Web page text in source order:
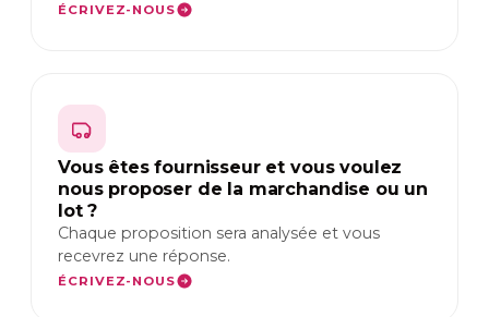
ÉCRIVEZ-NOUS
Vous êtes fournisseur et vous voulez
nous proposer de la marchandise ou un
lot ?
Chaque proposition sera analysée et vous
recevrez une réponse.
ÉCRIVEZ-NOUS